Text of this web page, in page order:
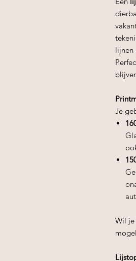
lijnen
Je
Wil je